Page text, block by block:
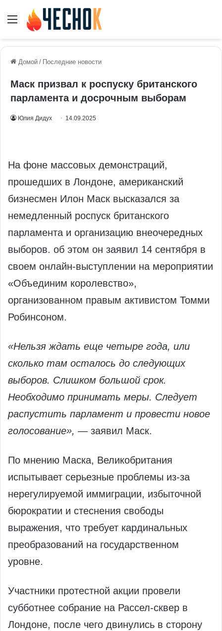
Меню
Домой / Последние новости
Маск призвал к роспуску британского
парламента и досрочным выборам
Юлия Дидух 14.09.2025
На фоне массовых демонстраций,
прошедших в Лондоне, американский
бизнесмен Илон Маск высказался за
немедленный роспуск британского
парламента и организацию внеочередных
выборов. об этом он заявил 14 сентября в
своем онлайн-выступлении на мероприятии
«Объединим королевство»,
организованном правым активистом Томми
Робинсоном.
«Нельзя ждать еще четыре года, или
сколько там осталось до следующих
выборов. Слишком большой срок.
Необходимо принимать меры. Следует
распустить парламент и провести новое
голосование», — заявил Маск.
По мнению Маска, Великобритания
испытывает серьезные проблемы из-за
нерегулируемой иммиграции, избыточной
бюрократии и стеснения свободы
выражения, что требует кардинальных
преобразований на государственном
уровне.
Участники протестной акции провели
субботнее собрание на Рассел-сквер в
Лондоне, после чего двинулись в сторону